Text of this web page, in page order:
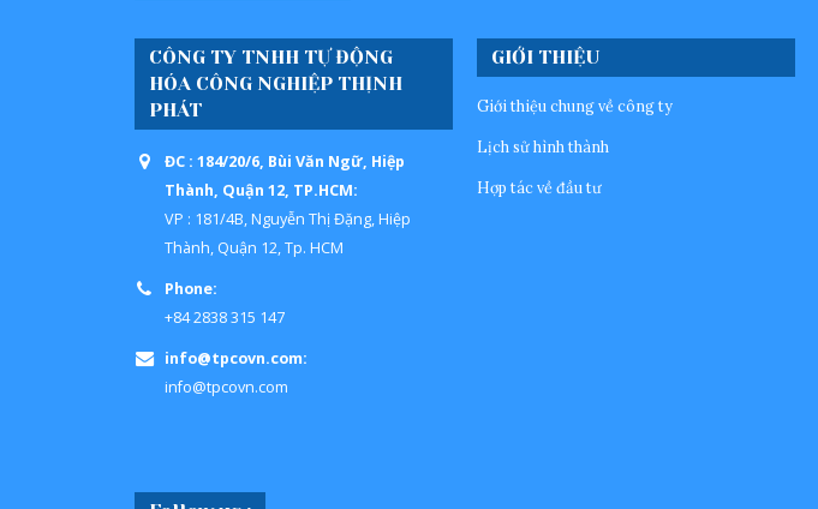
CÔNG TY TNHH TỰ ĐỘNG
HÓA CÔNG NGHIỆP THỊNH
PHÁT
ĐC : 184/20/6, Bùi Văn Ngữ, Hiệp
Thành, Quận 12, TP.HCM:
VP : 181/4B, Nguyễn Thị Đặng, Hiệp
Thành, Quận 12, Tp. HCM
Phone:
+84 2838 315 147
info@tpcovn.com:
info@tpcovn.com
GIỚI THIỆU
Giới thiệu chung về công ty
Lịch sử hình thành
Hợp tác về đầu tư